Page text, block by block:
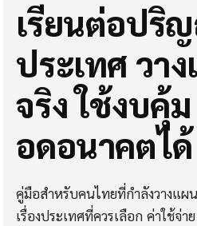
เรียนต่อปริ
ประเทศ วา
จริง ใช้งบคุ้
อดอนาคตได้
คู่มือสำหรับคนไทยที่กำลังวางแผ
เรื่องประเทศที่ควรเลือก ค่าใช้จ่